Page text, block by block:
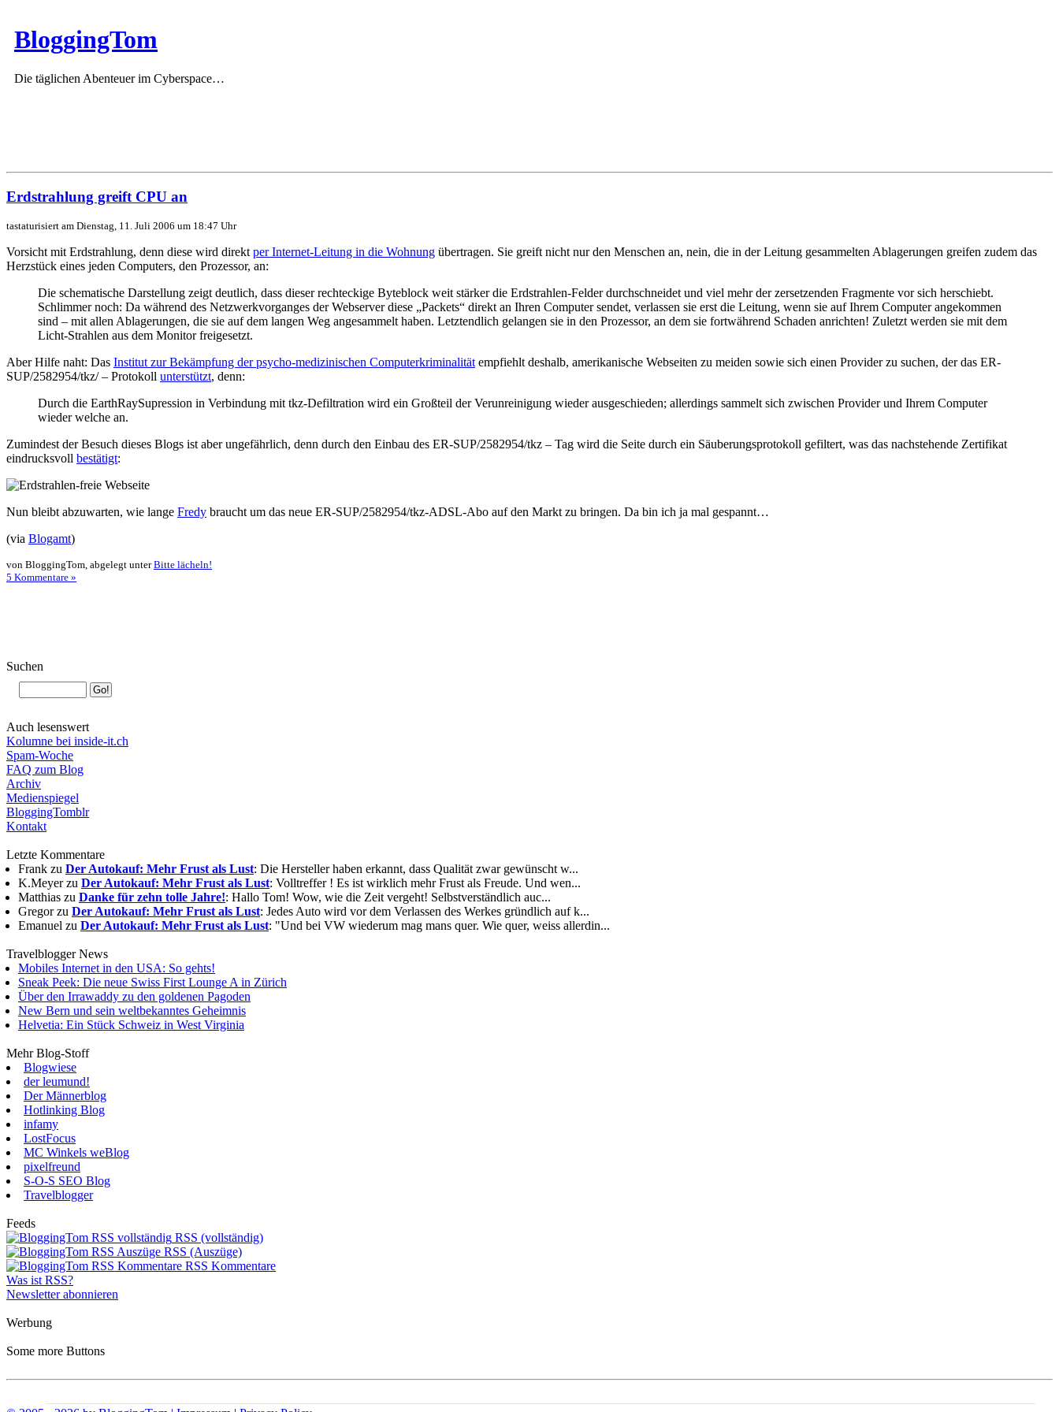
BloggingTom
Die täglichen Abenteuer im Cyberspace…
Erdstrahlung greift CPU an
tastaturisiert am Dienstag, 11. Juli 2006 um 18:47 Uhr
Vorsicht mit Erdstrahlung, denn diese wird direktper Internet-Leitung in die Wohnung übertragen. Sie greift nicht nur den Menschen an, nein, die in der Leitung gesammelten Ablagerungen greifen zudem das
Herzstück eines jeden Computers, den Prozessor, an:
Die schematische Darstellung zeigt deutlich, dass dieser rechteckige Byteblock weit stärker die Erdstrahlen-Felder durchschneidet und viel mehr der zersetzenden Fragmente vor sich herschiebt.
Schlimmer noch: Da während des Netzwerkvorganges der Webserver diese „Packets“ direkt an Ihren Computer sendet, verlassen sie erst die Leitung, wenn sie auf Ihrem Computer angekommen
sind – mit allen Ablagerungen, die sie auf dem langen Weg angesammelt haben. Letztendlich gelangen sie in den Prozessor, an dem sie fortwährend Schaden anrichten! Zuletzt werden sie mit dem
Licht-Strahlen aus dem Monitor freigesetzt.
Aber Hilfe naht: Das Institut zur Bekämpfung der psycho-medizinischen Computerkriminalitätempfiehlt deshalb, amerikanische Webseiten zu meiden sowie sich einen Provider zu suchen, der das ER-
SUP/2582954/tkz/ – Protokoll unterstützt, denn:
Durch die EarthRaySupression in Verbindung mit tkz-Defiltration wird ein Großteil der Verunreinigung wieder ausgeschieden; allerdings sammelt sich zwischen Provider und Ihrem Computer
wieder welche an.
Zumindest der Besuch dieses Blogs ist aber ungefährlich, denn durch den Einbau des ER-SUP/2582954/tkz – Tag wird die Seite durch ein Säuberungsprotokoll gefiltert, was das nachstehende Zertifikat
eindrucksvoll bestätigt:
Nun bleibt abzuwarten, wie lange Fredy braucht um das neue ER-SUP/2582954/tkz-ADSL-Abo auf den Markt zu bringen. Da bin ich ja mal gespannt…
(via Blogamt)
von BloggingTom, abgelegt unterBitte lächeln!
5 Kommentare »
Suchen
Auch lesenswert
Kolumne bei inside-it.ch
Spam-Woche
FAQ zum Blog
Archiv
Medienspiegel
BloggingTomblr
Kontakt
Letzte Kommentare
Frank zu Der Autokauf: Mehr Frust als Lust: Die Hersteller haben erkannt, dass Qualität zwar gewünscht w...
K.Meyer zu Der Autokauf: Mehr Frust als Lust: Volltreffer ! Es ist wirklich mehr Frust als Freude. Und wen...
Matthias zu Danke für zehn tolle Jahre!: Hallo Tom! Wow, wie die Zeit vergeht! Selbstverständlich auc...
Gregor zu Der Autokauf: Mehr Frust als Lust: Jedes Auto wird vor dem Verlassen des Werkes gründlich auf k...
Emanuel zu Der Autokauf: Mehr Frust als Lust: "Und bei VW wiederum mag mans quer. Wie quer, weiss allerdin...
Travelblogger News
Mobiles Internet in den USA: So gehts!
Sneak Peek: Die neue Swiss First Lounge A in Zürich
Über den Irrawaddy zu den goldenen Pagoden
New Bern und sein weltbekanntes Geheimnis
Helvetia: Ein Stück Schweiz in West Virginia
Mehr Blog-Stoff
Blogwiese
der leumund!
Der Männerblog
Hotlinking Blog
infamy
LostFocus
MC Winkels weBlog
pixelfreund
S-O-S SEO Blog
Travelblogger
Feeds
RSS (vollständig)
RSS (Auszüge)
RSS Kommentare
Was ist RSS?
Newsletter abonnieren
Werbung
Some more Buttons